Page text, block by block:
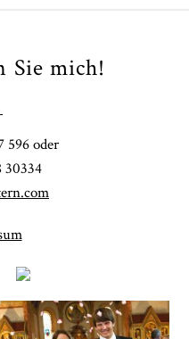
Sie mich!
596 oder
30334